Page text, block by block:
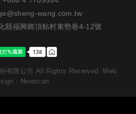
wang.com.tw
縣福興鄉頂粘村東勢巷4-12號
有限公司 All Rights Reserved. Web
：Newscan